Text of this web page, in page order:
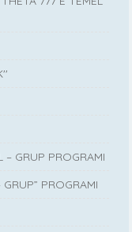
– GRUP PROGRAMI
PROGRAMI